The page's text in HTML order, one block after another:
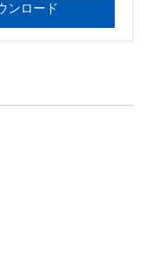
客様の責任にお
ンロード